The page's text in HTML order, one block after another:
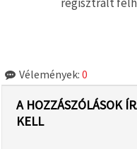
Vélemények: 0
A HOZZÁSZÓLÁSOK
KELL